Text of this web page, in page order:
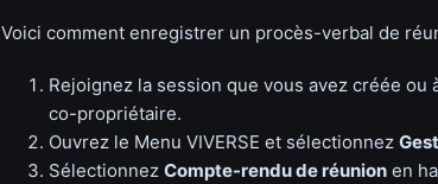
Voici comment enregistrer un procès-verbal de
Rejoignez la session que vous avez créée
co-propriétaire.
Ouvrez le Menu VIVERSE et sélectionnez
SélectionnezCompte-rendu de réunion en